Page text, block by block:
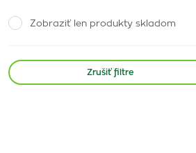
Zobraziť len produkty skladom
Zrušiť filtre